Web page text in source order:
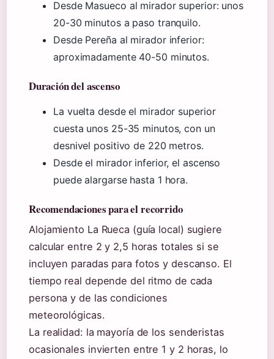
Desde Masueco al mirador superior: unos
20-30 minutos a paso tranquilo.
Desde Pereña al mirador inferior:
aproximadamente 40-50 minutos.
Duración del ascenso
La vuelta desde el mirador superior
cuesta unos 25-35 minutos, con un
desnivel positivo de 220 metros.
Desde el mirador inferior, el ascenso
puede alargarse hasta 1 hora.
Recomendaciones para el recorrido
Alojamiento La Rueca (guía local) sugiere
calcular entre 2 y 2,5 horas totales si se
incluyen paradas para fotos y descanso. El
tiempo real depende del ritmo de cada
persona y de las condiciones
meteorológicas.
La realidad: la mayoría de los senderistas
ocasionales invierten entre 1 y 2 horas, lo